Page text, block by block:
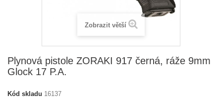
Zobrazit větší
Plynová pistole ZORAKI 917 černá, ráže 9mm
Glock 17 P.A.
Kód skladu 16137